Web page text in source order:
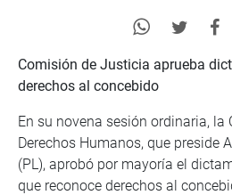
Comisión de Justicia aprueba
derechos al concebido
En su novena sesión ordinaria,
Derechos Humanos, que preside
(PL), aprobó por mayoría el
que reconoce derechos al